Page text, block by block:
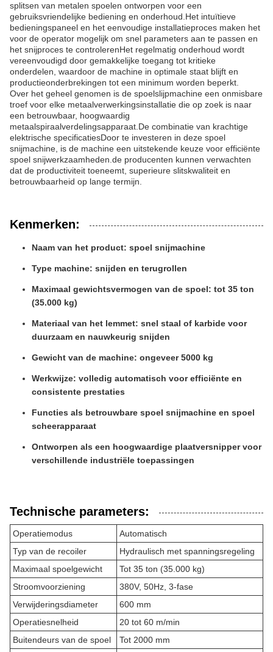
splitsen van metalen spoelen ontworpen voor een
gebruiksvriendelijke bediening en onderhoud.Het intuïtieve
bedieningspaneel en het eenvoudige installatieproces maken het
voor de operator mogelijk om snel parameters aan te passen en
het snijproces te controlerenHet regelmatig onderhoud wordt
vereenvoudigd door gemakkelijke toegang tot kritieke
onderdelen, waardoor de machine in optimale staat blijft en
productieonderbrekingen tot een minimum worden beperkt.
Over het geheel genomen is de spoelslijpmachine een onmisbare
troef voor elke metaalverwerkingsinstallatie die op zoek is naar
een betrouwbaar, hoogwaardig
metaalspiraalverdelingsapparaat.De combinatie van krachtige
elektrische specificatiesDoor te investeren in deze spoel
snijmachine, is de machine een uitstekende keuze voor efficiënte
spoel snijwerkzaamheden.de producenten kunnen verwachten
dat de productiviteit toeneemt, superieure slitskwaliteit en
betrouwbaarheid op lange termijn.
Kenmerken:
Naam van het product: spoel snijmachine
Type machine: snijden en terugrollen
Maximaal gewichtsvermogen van de spoel: tot 35 ton
(35.000 kg)
Materiaal van het lemmet: snel staal of karbide voor
duurzaam en nauwkeurig snijden
Gewicht van de machine: ongeveer 5000 kg
Werkwijze: volledig automatisch voor efficiënte en
consistente prestaties
Functies als betrouwbare spoel snijmachine en spoel
scheerapparaat
Ontworpen als een hoogwaardige plaatversnipper voor
verschillende industriële toepassingen
Technische parameters:
Operatiemodus
Automatisch
Typ van de recoiler
Hydraulisch met spanningsregeling
Maximaal spoelgewicht
Tot 35 ton (35.000 kg)
Stroomvoorziening
380V, 50Hz, 3-fase
Verwijderingsdiameter
600 mm
Operatiesnelheid
20 tot 60 m/min
Buitendeurs van de spoel
Tot 2000 mm